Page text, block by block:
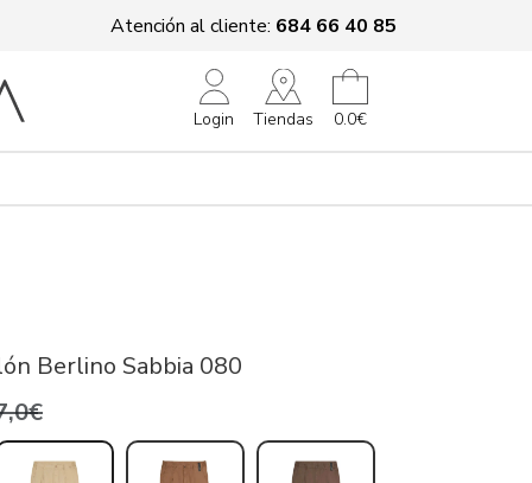
Atención al cliente: 684 66 40 85
Login Tiendas 0.0€
Berlino Sabbia 080